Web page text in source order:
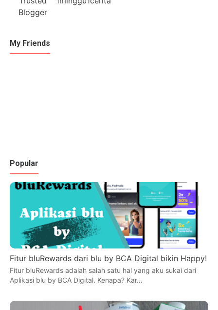
My Friends
Popular
Fitur bluRewards dari blu by BCA Digital bikin Happy!
Fitur bluRewards adalah salah satu hal yang aku sukai dari
Aplikasi blu by BCA Digital. Kenapa? Kar…